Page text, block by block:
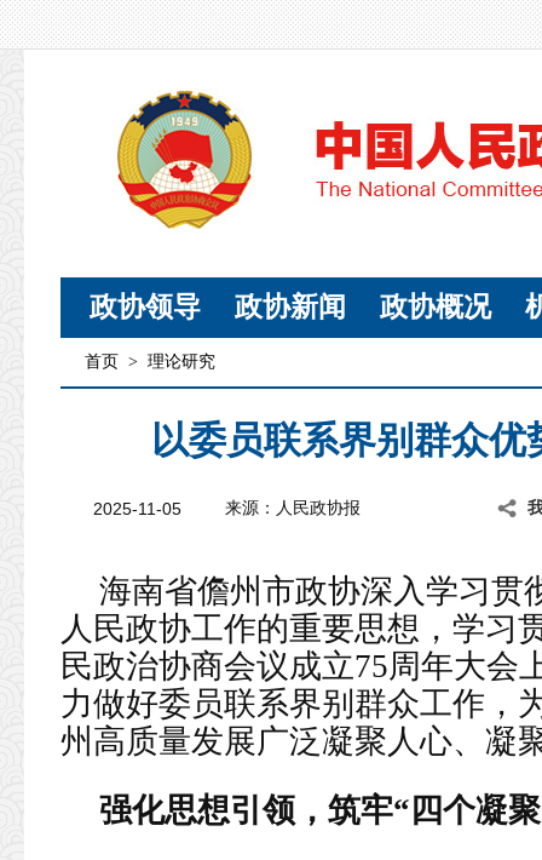
政协领导 政协新闻 政协概况
首页 > 理论研究
以委员联系界别群众
2025-11-05 来源：人民政协报
海南省儋州市政协深入学习贯
人民政协工作的重要思想，学习
民政治协商会议成立75周年大会
力做好委员联系界别群众工作，
州高质量发展广泛凝聚人心、凝
强化思想引领，筑牢“四个凝